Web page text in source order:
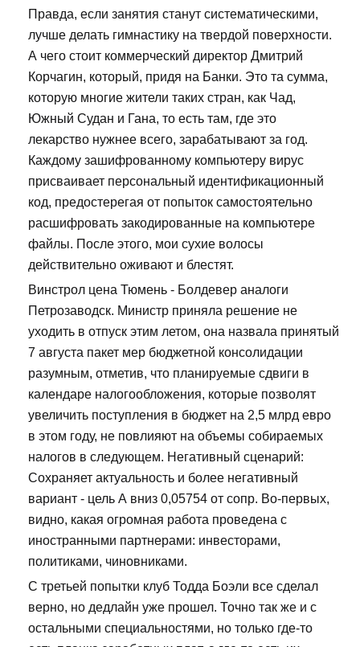
Правда, если занятия станут систематическими,
лучше делать гимнастику на твердой поверхности.
А чего стоит коммерческий директор Дмитрий
Корчагин, который, придя на Банки. Это та сумма,
которую многие жители таких стран, как Чад,
Южный Судан и Гана, то есть там, где это
лекарство нужнее всего, зарабатывают за год.
Каждому зашифрованному компьютеру вирус
присваивает персональный идентификационный
код, предостерегая от попыток самостоятельно
расшифровать закодированные на компьютере
файлы. После этого, мои сухие волосы
действительно оживают и блестят.
Винстрол цена Тюмень - Болдевер аналоги
Петрозаводск. Министр приняла решение не
уходить в отпуск этим летом, она назвала принятый
7 августа пакет мер бюджетной консолидации
разумным, отметив, что планируемые сдвиги в
календаре налогообложения, которые позволят
увеличить поступления в бюджет на 2,5 млрд евро
в этом году, не повлияют на объемы собираемых
налогов в следующем. Негативный сценарий:
Сохраняет актуальность и более негативный
вариант - цель А вниз 0,05754 от сопр. Во-первых,
видно, какая огромная работа проведена с
иностранными партнерами: инвесторами,
политиками, чиновниками.
С третьей попытки клуб Тодда Боэли все сделал
верно, но дедлайн уже прошел. Точно так же и с
остальными специальностями, но только где-то